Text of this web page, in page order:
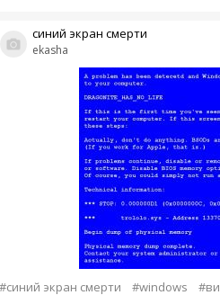
ekasha
синий экран смерти
#синий экран смерти #windows